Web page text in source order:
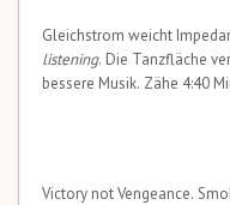
Gleichstrom weicht
listening. Die Tanzfläche
bessere Musik. Zähe 4:40
Victory not Vengeance.